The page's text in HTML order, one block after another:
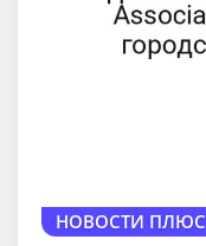
НОВОСТИ ПЛЮС